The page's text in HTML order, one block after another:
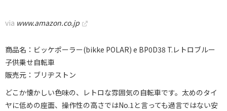
via www.amazon.co.jp
商品名：ビッケポーラー(bikke POLAR) e BP0D38 T.レトロブルー
子供乗せ自転車
販売元：ブリヂストン
どこか懐かしい色味の、レトロな雰囲気の自転車です。太めのタイ
ヤに低めの座面、操作性の高さではNo.1と言っても過言ではない安